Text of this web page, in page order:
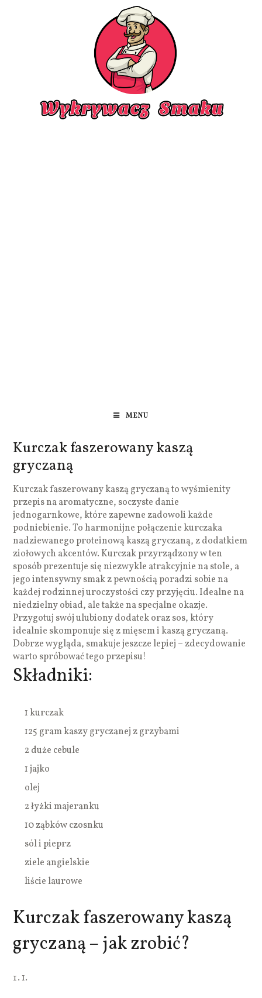
MENU
Kurczak faszerowany kaszą
gryczaną
Kurczak faszerowany kaszą gryczaną to wyśmienity
przepis na aromatyczne, soczyste danie
jednogarnkowe, które zapewne zadowoli każde
podniebienie. To harmonijne połączenie kurczaka
nadziewanego proteinową kaszą gryczaną, z dodatkiem
ziołowych akcentów. Kurczak przyrządzony w ten
sposób prezentuje się niezwykle atrakcyjnie na stole, a
jego intensywny smak z pewnością poradzi sobie na
każdej rodzinnej uroczystości czy przyjęciu. Idealne na
niedzielny obiad, ale także na specjalne okazje.
Przygotuj swój ulubiony dodatek oraz sos, który
idealnie skomponuje się z mięsem i kaszą gryczaną.
Dobrze wygląda, smakuje jeszcze lepiej – zdecydowanie
warto spróbować tego przepisu!
Składniki:
1 kurczak
125 gram kaszy gryczanej z grzybami
2 duże cebule
1 jajko
olej
2 łyżki majeranku
10 ząbków czosnku
sól i pieprz
ziele angielskie
liście laurowe
Kurczak faszerowany kaszą
gryczaną – jak zrobić?
1.